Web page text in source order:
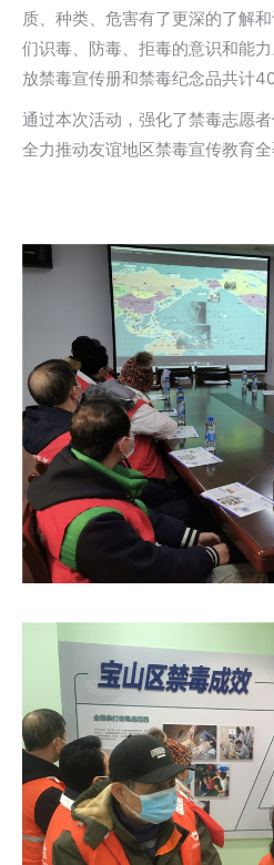
质、种类、危害有了更深的了解
们识毒、防毒、拒毒的意识和能
放禁毒宣传册和禁毒纪念品共计40
通过本次活动，强化了禁毒志愿
全力推动友谊地区禁毒宣传教育全